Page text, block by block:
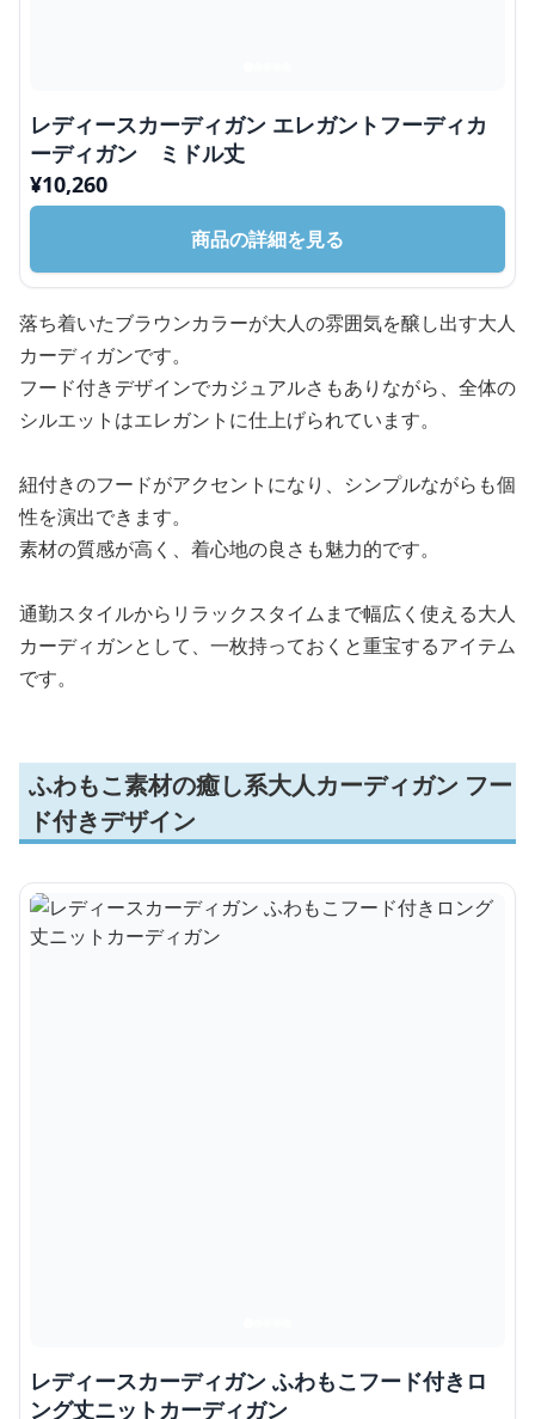
レディースカーディガン エレガントフーディカ
ーディガン ミドル丈
¥10,260
商品の詳細を見る
落ち着いたブラウンカラーが大人の雰囲気を醸し出す大人
カーディガンです。
フード付きデザインでカジュアルさもありながら、全体の
シルエットはエレガントに仕上げられています。
紐付きのフードがアクセントになり、シンプルながらも個
性を演出できます。
素材の質感が高く、着心地の良さも魅力的です。
通勤スタイルからリラックスタイムまで幅広く使える大人
カーディガンとして、一枚持っておくと重宝するアイテム
です。
ふわもこ素材の癒し系大人カーディガン フー
ド付きデザイン
レディースカーディガン ふわもこフード付きロ
ング丈ニットカーディガン